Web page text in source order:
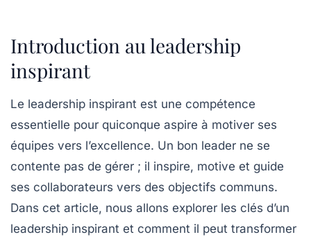
Introduction au leadership
inspirant
Le leadership inspirant est une compétence
essentielle pour quiconque aspire à motiver ses
équipes vers l’excellence. Un bon leader ne se
contente pas de gérer ; il inspire, motive et guide
ses collaborateurs vers des objectifs communs.
Dans cet article, nous allons explorer les clés d’un
leadership inspirant et comment il peut transformer